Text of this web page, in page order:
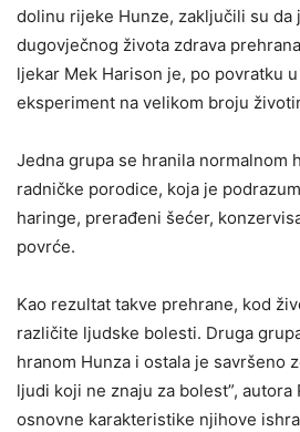
dolinu rijeke Hunze, zaključili su da
dugovječnog života zdrava
ljekar Mek Harison je, po povratku
eksperiment na velikom broju
Jedna grupa se hranila normalnom
radničke porodice, koja je
haringe, prerađeni šećer,
povrće.
Kao rezultat takve prehrane, kod
različite ljudske bolesti. Druga
hranom Hunza i ostala je savršeno
ljudi koji ne znaju za bolest”, autora
osnovne karakteristike njihove